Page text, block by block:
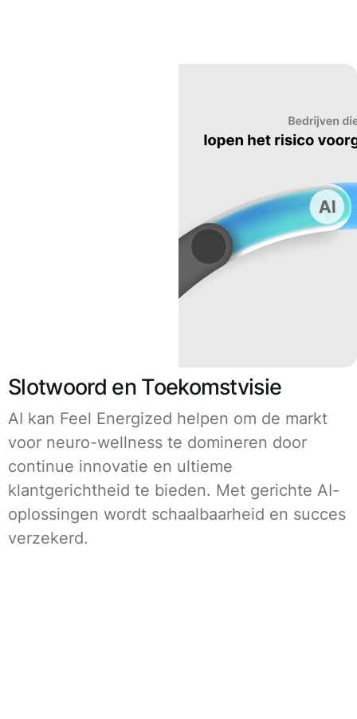
Slotwoord en Toekomstvisie
AI kan Feel Energized helpen om de markt
voor neuro-wellness te domineren door
continue innovatie en ultieme
klantgerichtheid te bieden. Met gerichte AI-
oplossingen wordt schaalbaarheid en succes
verzekerd.